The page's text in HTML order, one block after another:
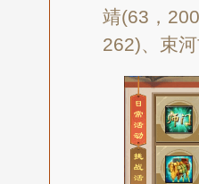
靖(63，
262)、束